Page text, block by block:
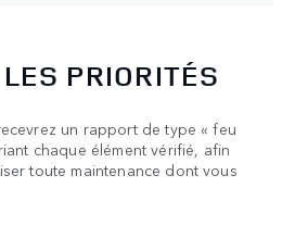
PRIORITÉS
un rapport de type « feu
chaque élément vérifié, afin
toute maintenance dont vous